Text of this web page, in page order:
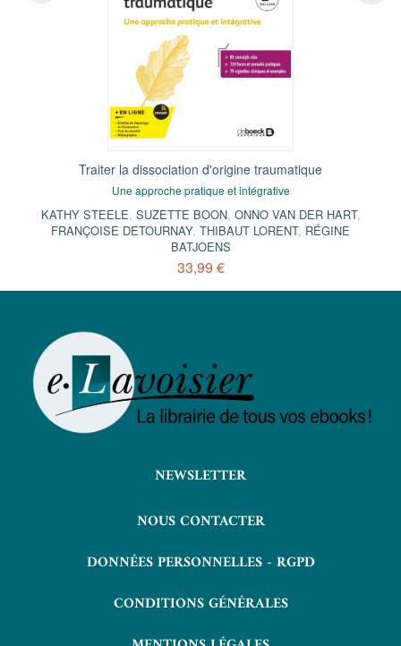
Traiter la dissociation d'origine traumatique
Une approche pratique et intégrative
KATHY STEELE, SUZETTE BOON, ONNO VAN DER HART,
FRANÇOISE DETOURNAY, THIBAUT LORENT, RÉGINE
BATJOENS
33,99 €
NEWSLETTER
NOUS CONTACTER
DONNÉES PERSONNELLES - RGPD
CONDITIONS GÉNÉRALES